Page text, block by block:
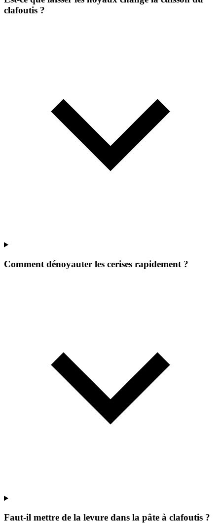
clafoutis ?
Comment dénoyauter les cerises rapidement ?
Faut-il mettre de la levure dans la pâte à clafoutis ?